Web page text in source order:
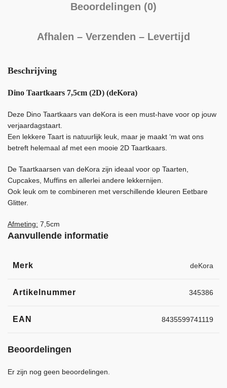
Beoordelingen (0)
Afhalen – Verzenden – Levertijd
Beschrijving
Dino Taartkaars 7,5cm (2D) (deKora)
Deze Dino Taartkaars van deKora is een must-have voor op jouw
verjaardagstaart.
Een lekkere Taart is natuurlijk leuk, maar je maakt ‘m wat ons
betreft helemaal af met een mooie 2D Taartkaars.
De Taartkaarsen van deKora zijn ideaal voor op Taarten,
Cupcakes, Muffins en allerlei andere lekkernijen.
Ook leuk om te combineren met verschillende kleuren Eetbare
Glitter.
Afmeting: 7,5cm
Aanvullende informatie
Merk deKora
Artikelnummer 345386
EAN 8435599741119
Beoordelingen
Er zijn nog geen beoordelingen.